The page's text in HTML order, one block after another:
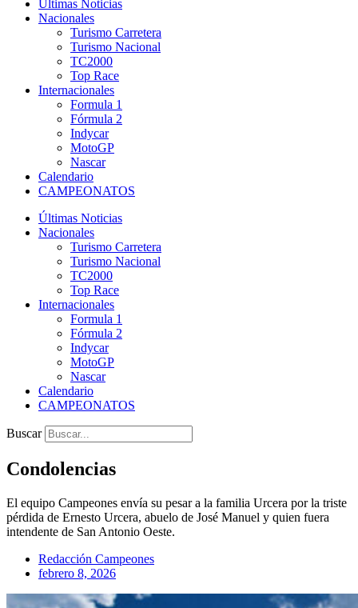
Últimas Noticias
Nacionales
Turismo Carretera
Turismo Nacional
TC2000
Top Race
Internacionales
Formula 1
Fórmula 2
Indycar
MotoGP
Nascar
Calendario
CAMPEONATOS
Últimas Noticias
Nacionales
Turismo Carretera
Turismo Nacional
TC2000
Top Race
Internacionales
Formula 1
Fórmula 2
Indycar
MotoGP
Nascar
Calendario
CAMPEONATOS
Buscar
Condolencias
El equipo Campeones envía su pesar a la familia Urcera por la triste
pérdida de Ernesto Urcera, abuelo de José Manuel y quien fuera
intendente de San Antonio Oeste.
Redacción Campeones
febrero 8, 2026